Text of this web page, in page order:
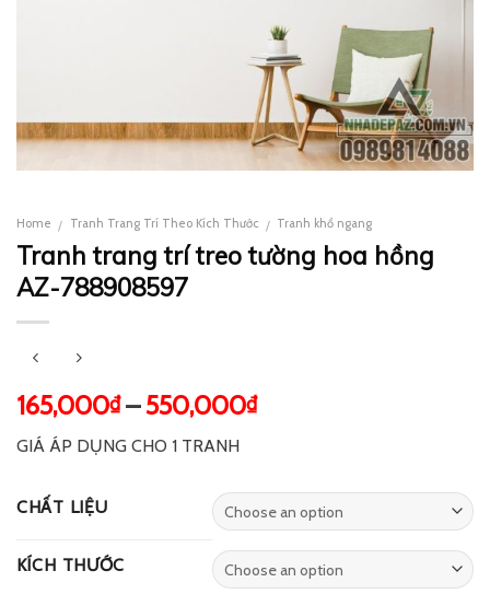
Home / Tranh Trang Trí Theo Kích Thước / Tranh khổ ngang
Tranh trang trí treo tường hoa hồng
AZ-788908597
165,000₫–550,000₫
GIÁ ÁP DỤNG CHO 1 TRANH
CHẤT LIỆU
KÍCH THƯỚC